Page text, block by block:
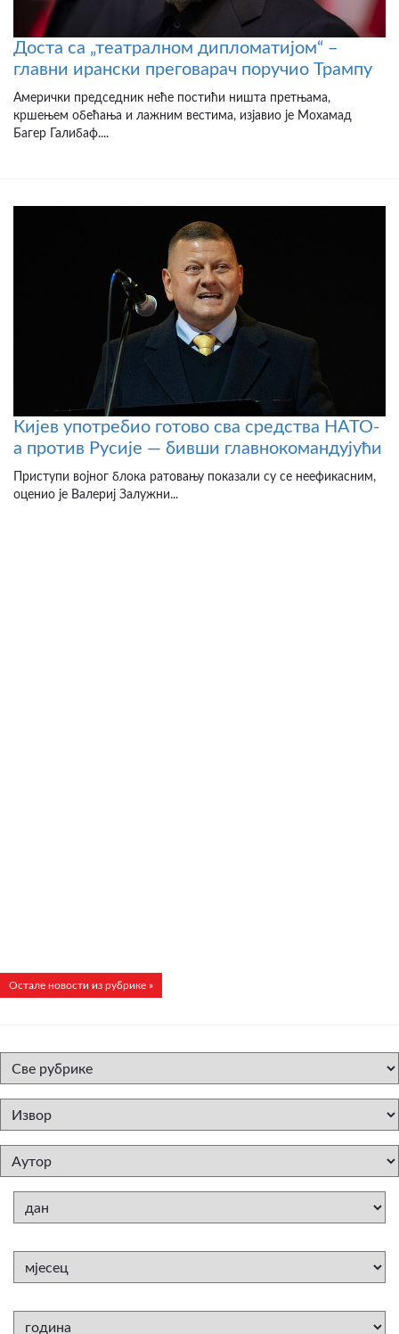
Доста са „театралном дипломатијом“ –
главни ирански преговарач поручио Трампу
Амерички председник неће постићи ништа претњама,
кршењем обећања и лажним вестима, изјавио је Мохамад
Багер Галибаф....
Кијев употребио готово сва средства НАТО-
а против Русије — бивши главнокомандујући
Приступи војног блока ратовању показали су се неефикасним,
оценио је Валериј Залужни...
Остале новости из рубрике »